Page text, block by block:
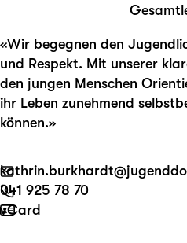
«Wir begegnen den
und Respekt. Mit unserer
den jungen Menschen
ihr Leben zunehmend
können.»
041 925 78 70
vCard